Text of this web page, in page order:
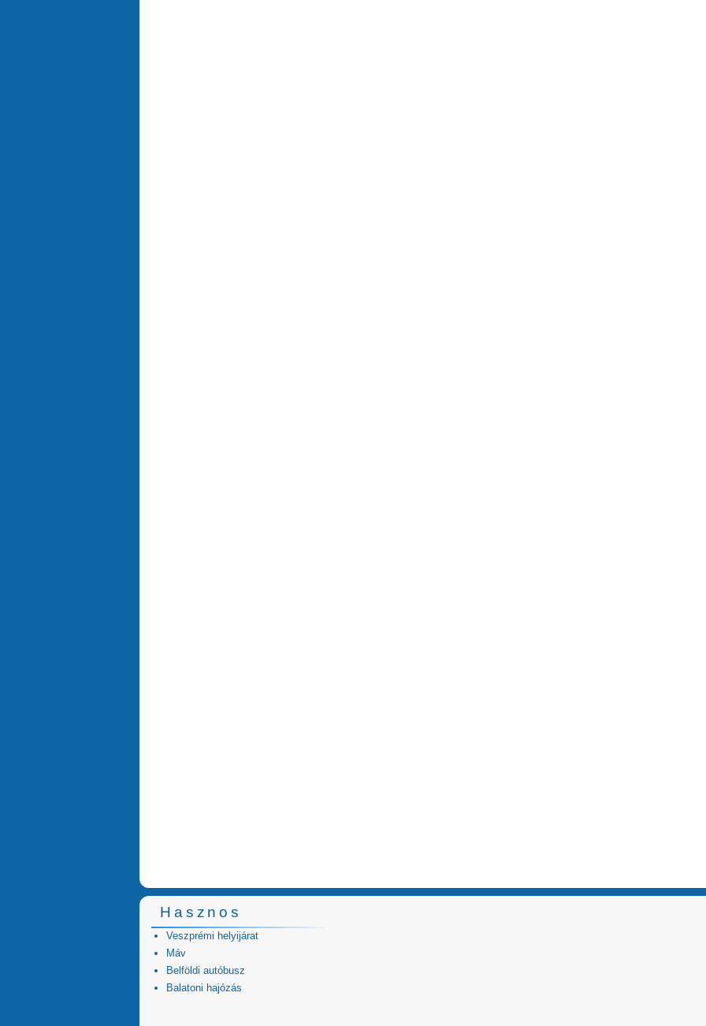
Hasznos
Veszprémi helyijárat
Máv
Belföldi autóbusz
Balatoni hajózás